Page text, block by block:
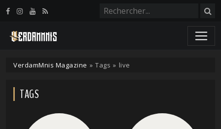
VerdamMnis Magazine » Tags » live
TAGS
Panneau de gestion des cookies